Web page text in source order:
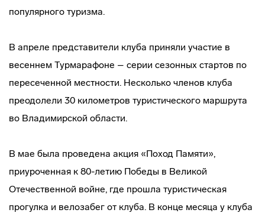
популярного туризма.
В апреле представители клуба приняли участие в
весеннем Турмарафоне – серии сезонных стартов по
пересеченной местности. Несколько членов клуба
преодолели 30 километров туристического маршрута
во Владимирской области.
В мае была проведена акция «Поход Памяти»,
приуроченная к 80-летию Победы в Великой
Отечественной войне, где прошла туристическая
прогулка и велозабег от клуба. В конце месяца у клуба